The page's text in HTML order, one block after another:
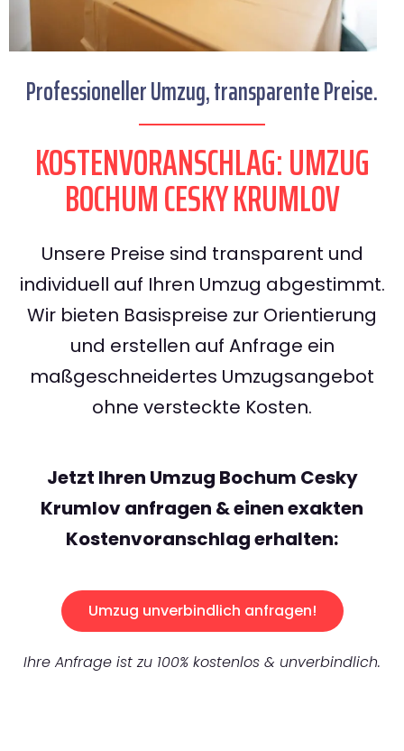
Professioneller Umzug, transparente Preise.
KOSTENVORANSCHLAG: UMZUG
BOCHUM CESKY KRUMLOV
Unsere Preise sind transparent und
individuell auf Ihren Umzug abgestimmt.
Wir bieten Basispreise zur Orientierung
und erstellen auf Anfrage ein
maßgeschneidertes Umzugsangebot
ohne versteckte Kosten.
Jetzt Ihren Umzug Bochum Cesky
Krumlov anfragen & einen exakten
Kostenvoranschlag erhalten:
Umzug unverbindlich anfragen!
Ihre Anfrage ist zu 100% kostenlos & unverbindlich.